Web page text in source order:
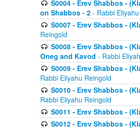
S0004 - Erev Shabbos -
on Shabbos - 2 - Rabbi
S0007 - Erev Shabbos -
Reingold
S0008 - Erev Shabbos -
Oneg and Kavod - Rabbi
S0009 - Erev Shabbos -
Rabbi Eliyahu Reingold
S0010 - Erev Shabbos -
Rabbi Eliyahu Reingold
S0011 - Erev Shabbos -
S0012 - Erev Shabbos -